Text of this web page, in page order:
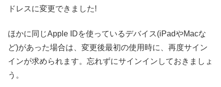
ドレスに変更できました!
ほかに同じApple IDを使っているデバイス(iPadやMacな
ど)があった場合は、変更後最初の使用時に、再度サイン
インが求められます。忘れずにサインインしておきましょ
う。